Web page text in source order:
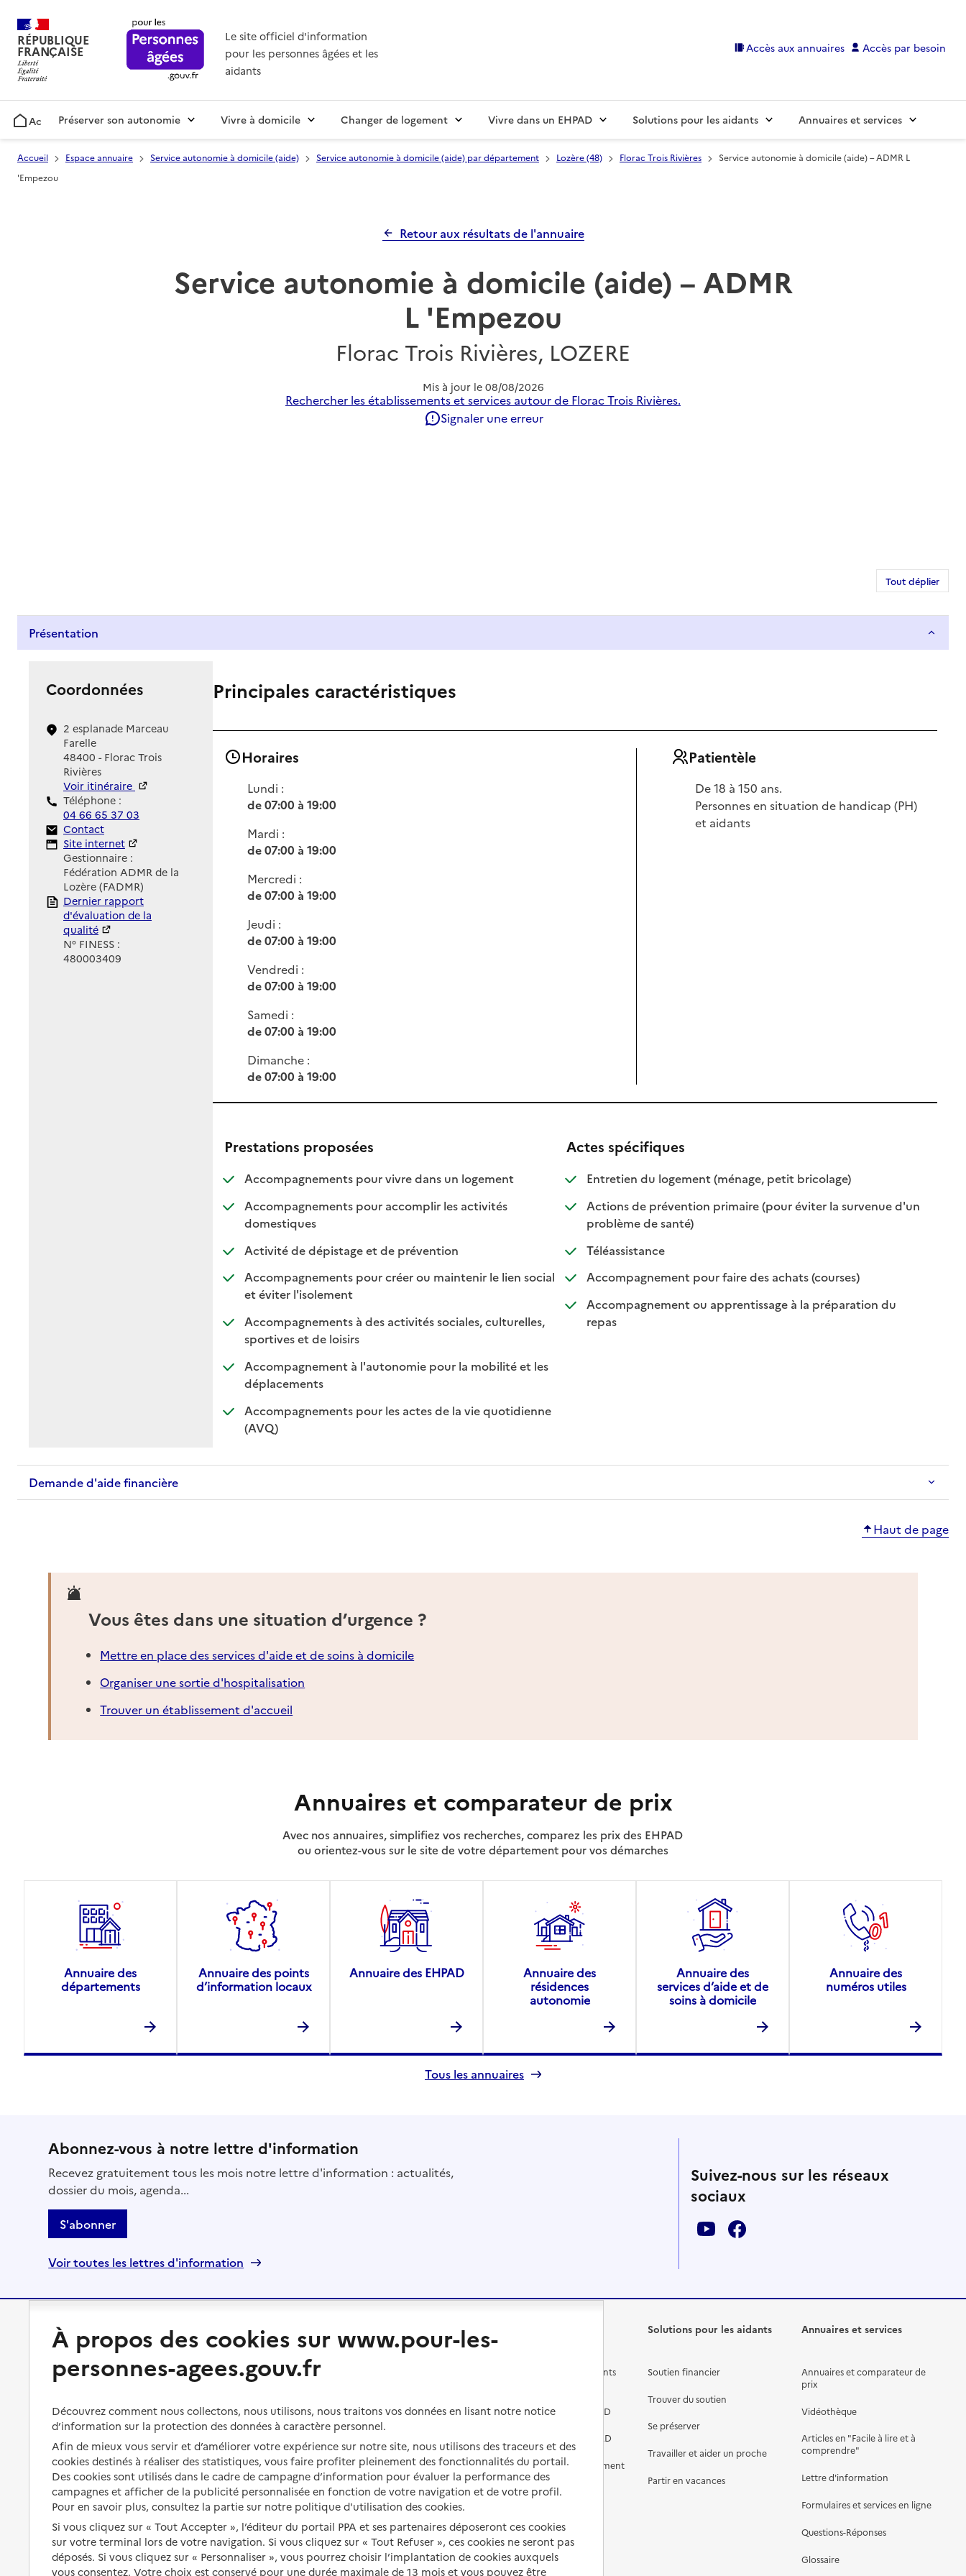
RÉPUBLIQUE
FRANÇAISE
Le site officiel d'information
pour les personnes âgées et les
aidants
Accès aux annuaires Accès par besoin
AccueilPréserver son autonomie Vivre à domicile Changer de logement Vivre dans un EHPAD Solutions pour les aidants Annuaires et services
Accueil Espace annuaire Service autonomie à domicile (aide) Service autonomie à domicile (aide) par département Lozère (48) Florac Trois Rivières
Service autonomie à domicile (aide) – ADMR L
'Empezou
Retour aux résultats de l'annuaire
Service autonomie à domicile (aide) – ADMR
L 'Empezou
Florac Trois Rivières, LOZERE
Mis à jour le 08/08/2026
Rechercher les établissements et services autour de Florac Trois Rivières.
Signaler une erreur
Tout déplier
Présentation
Coordonnées
2 esplanade Marceau
Farelle
48400 - Florac Trois
Rivières
Voir itinéraire
Téléphone :
04 66 65 37 03
Contact
Contact
Site Internet
Site internet
Gestionnaire :
Fédération ADMR de la
Lozère (FADMR)
Rapport HAS
Dernier rapport
d'évaluation de la
qualité
N° FINESS :
480003409
Principales caractéristiques
Horaires
Lundi :
de 07:00 à 19:00
Mardi :
de 07:00 à 19:00
Mercredi :
de 07:00 à 19:00
Jeudi :
de 07:00 à 19:00
Vendredi :
de 07:00 à 19:00
Samedi :
de 07:00 à 19:00
Dimanche :
de 07:00 à 19:00
Patientèle
De 18 à 150 ans.
Personnes en situation de handicap (PH)
et aidants
Prestations proposées
Accompagnements pour vivre dans un logement: disponible
: non disponible
Accompagnements pour accomplir les activités
domestiques: disponible
: non disponible
Activité de dépistage et de prévention: disponible
: non disponible
Accompagnements pour créer ou maintenir le lien social
et éviter l'isolement: disponible
: non disponible
Accompagnements à des activités sociales, culturelles,
sportives et de loisirs: disponible
: non disponible
Accompagnement à l'autonomie pour la mobilité et les
déplacements: disponible
: non disponible
Accompagnements pour les actes de la vie quotidienne
(AVQ)
: disponible
: non disponible
Actes spécifiques
Entretien du logement (ménage, petit bricolage): disponible
: non disponible
Actions de prévention primaire (pour éviter la survenue d'un
problème de santé): disponible
: non disponible
Téléassistance: disponible
: non disponible
Accompagnement pour faire des achats (courses): disponible
: non disponible
Accompagnement ou apprentissage à la préparation du
repas
: disponible
: non disponible
Demande d'aide financière
Haut de page
Vous êtes dans une situation d’urgence ?
Mettre en place des services d'aide et de soins à domicile
Organiser une sortie d'hospitalisation
Trouver un établissement d'accueil
Annuaires et comparateur de prix
Avec nos annuaires, simplifiez vos recherches, comparez les prix des EHPAD
ou orientez-vous sur le site de votre département pour vos démarches
Annuaire des
départements
Annuaire des points
d’information locaux
Annuaire des EHPAD
Annuaire des
résidences
autonomie
Annuaire des
services d’aide et de
soins à domicile
Annuaire des
numéros utiles
Tous les annuaires
Abonnez-vous à notre lettre d'information
Recevez gratuitement tous les mois notre lettre d'information : actualités,
dossier du mois, agenda...
S'abonner
Voir toutes les lettres d'information
Suivez-nous sur les réseaux
sociaux
Préserver son autonomie
Perte d'autonomie : évaluation
et droits
Aménager son logement et
s'équiper
Préserver son autonomie et sa
santé
Organiser à l'avance sa propre
protection
Les mesures de protection
Les obligations de la famille
Vivre à domicile
Bénéficier d'aide à domicile
Aides financières
Solutions d'accueil temporaire
Partager son logement
Vivre à domicile avec une
Être hospitalisé
services pour seniors
Vivre en accueil familial
Autres solutions de logement
Les différents établissements
Préparer l'entrée en EHPAD
Aides financières en EHPAD
Prévention, accompagnement
et soins
Droits en EHPAD
Fin de vie en EHPAD
Solutions pour les aidants
Soutien financier
Trouver du soutien
Se préserver
Travailler et aider un proche
Partir en vacances
Annuaires et services
Annuaires et comparateur de
prix
Vidéothèque
Articles en "Facile à lire et à
comprendre"
Lettre d'information
Formulaires et services en ligne
Questions-Réponses
Glossaire
À propos des cookies sur www.pour-les-
personnes-agees.gouv.fr
Découvrez comment nous collectons, nous utilisons, nous traitons vos données en lisant notre notice
d’information sur la protection des données à caractère personnel.
Afin de mieux vous servir et d’améliorer votre expérience sur notre site, nous utilisons des traceurs et des
cookies destinés à réaliser des statistiques, vous faire profiter pleinement des fonctionnalités du portail.
Des cookies sont utilisés dans le cadre de campagne d’information pour évaluer la performance des
campagnes et afficher de la publicité personnalisée en fonction de votre navigation et de votre profil.
Pour en savoir plus, consultez la partie sur notre politique d'utilisation des cookies.
Si vous cliquez sur « Tout Accepter », l’éditeur du portail PPA et ses partenaires déposeront ces cookies
sur votre terminal lors de votre navigation. Si vous cliquez sur « Tout Refuser », ces cookies ne seront pas
déposés. Si vous cliquez sur « Personnaliser », vous pourrez choisir l’implantation de cookies auxquels
vous consentez. Votre choix est conservé pour une durée maximale de 13 mois et vous pouvez être